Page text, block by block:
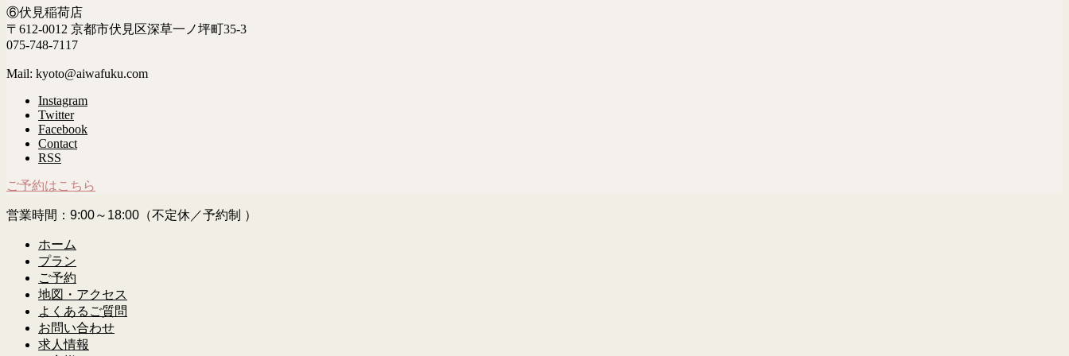
⑥伏見稲荷店
〒612-0012 京都市伏見区深草一ノ坪町35-3
075-748-7117
Mail: kyoto@aiwafuku.com
Instagram
Twitter
Facebook
Contact
RSS
ご予約はこちら
営業時間：9:00～18:00（不定休／予約制 ）
ホーム
プラン
ご予約
地図・アクセス
よくあるご質問
お問い合わせ
求人情報